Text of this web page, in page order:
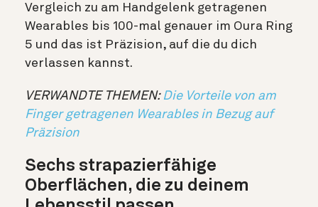
Vergleich zu am Handgelenk getragenen
Wearables bis 100-mal genauer im Oura Ring
5 und das ist Präzision, auf die du dich
verlassen kannst.
VERWANDTE THEMEN: Die Vorteile von am
Finger getragenen Wearables in Bezug auf
Präzision
Sechs strapazierfähige
Oberflächen, die zu deinem